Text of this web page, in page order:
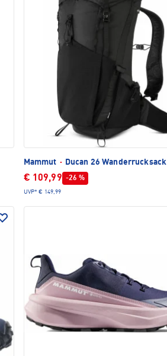
Mammut · Ducan 26 Wanderrucksack
€ 109,99 -26 %
UVP* € 149,99